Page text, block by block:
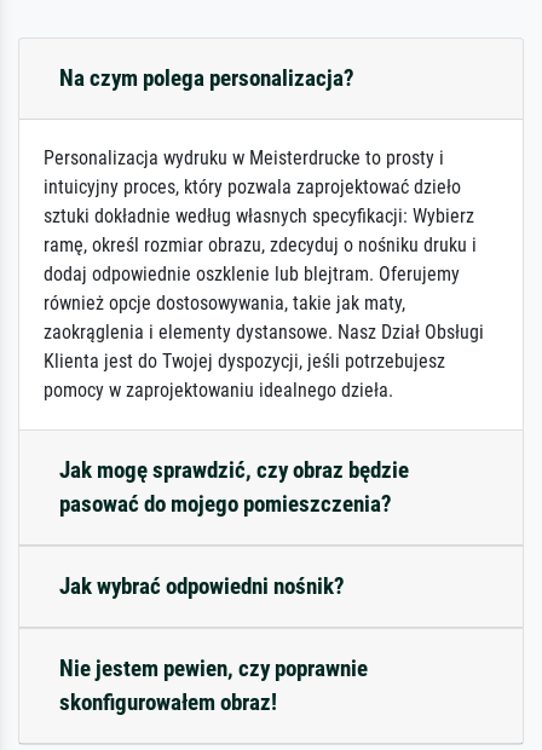
Na czym polega personalizacja?
Personalizacja wydruku w Meisterdrucke to prosty i
intuicyjny proces, który pozwala zaprojektować dzieło
sztuki dokładnie według własnych specyfikacji: Wybierz
ramę, określ rozmiar obrazu, zdecyduj o nośniku druku i
dodaj odpowiednie oszklenie lub blejtram. Oferujemy
również opcje dostosowywania, takie jak maty,
zaokrąglenia i elementy dystansowe. Nasz Dział Obsługi
Klienta jest do Twojej dyspozycji, jeśli potrzebujesz
pomocy w zaprojektowaniu idealnego dzieła.
Jak mogę sprawdzić, czy obraz będzie
pasować do mojego pomieszczenia?
Jak wybrać odpowiedni nośnik?
Nie jestem pewien, czy poprawnie
skonfigurowałem obraz!